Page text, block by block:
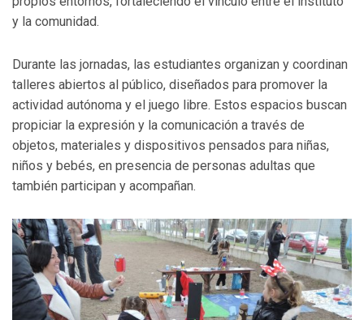
y la comunidad.
Durante las jornadas, las estudiantes organizan y coordinan
talleres abiertos al público, diseñados para promover la
actividad autónoma y el juego libre. Estos espacios buscan
propiciar la expresión y la comunicación a través de
objetos, materiales y dispositivos pensados para niñas,
niños y bebés, en presencia de personas adultas que
también participan y acompañan.